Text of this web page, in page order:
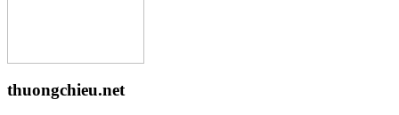
thuongchieu.net